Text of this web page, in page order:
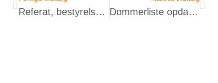
Referat, bestyrelsesmøde 18. dec 2023 Dommerliste opdateret for 2024